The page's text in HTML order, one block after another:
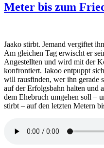
Meter bis zum
Jaako stirbt. Jemand vergiftet
Am gleichen Tag erwischt er
Angestellten und wird mit der
konfrontiert. Jakoo entpuppt
will rausfinden, wer ihn gerade
auf der Erfolgsbahn halten und
dem Ehebruch umgehen soll –
stirbt – auf den letzten Metern